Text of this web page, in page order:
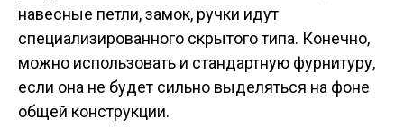
навесные петли, замок, ручки идут
специализированного скрытого типа. Конечно,
можно использовать и стандартную фурнитуру,
если она не будет сильно выделяться на фоне
общей конструкции.